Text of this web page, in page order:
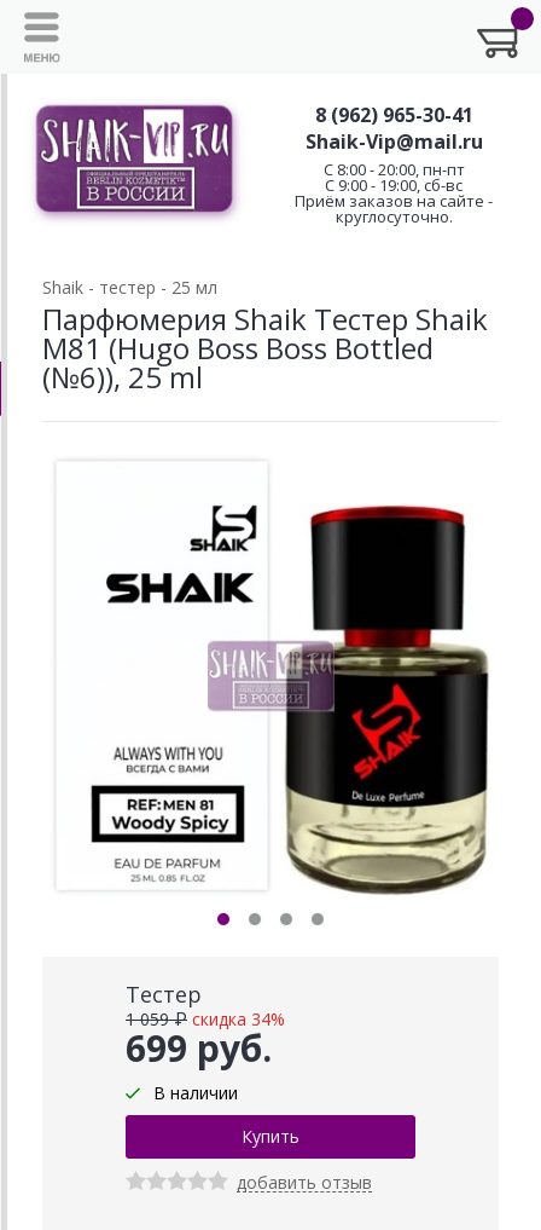
8 (962) 965-30-41
Shaik-Vip@mail.ru
C 8:00 - 20:00, пн-пт
С 9:00 - 19:00, сб-вс
Приём заказов на сайте -
круглосуточно.
Shaik - тестер - 25 мл
Парфюмерия Shaik Тестер Shaik
M81 (Hugo Boss Boss Bottled
(№6)), 25 ml
Тестер
699 руб.
1 059 ₽ скидка 34%
В наличии
добавить отзыв